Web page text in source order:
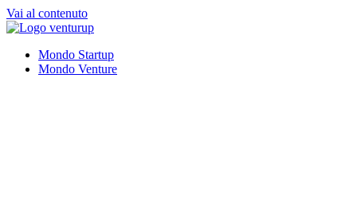
Vai al contenuto
Mondo Startup
Mondo Venture